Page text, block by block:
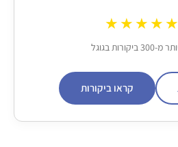
★★★★★
בגוגל
קראו ביקורות